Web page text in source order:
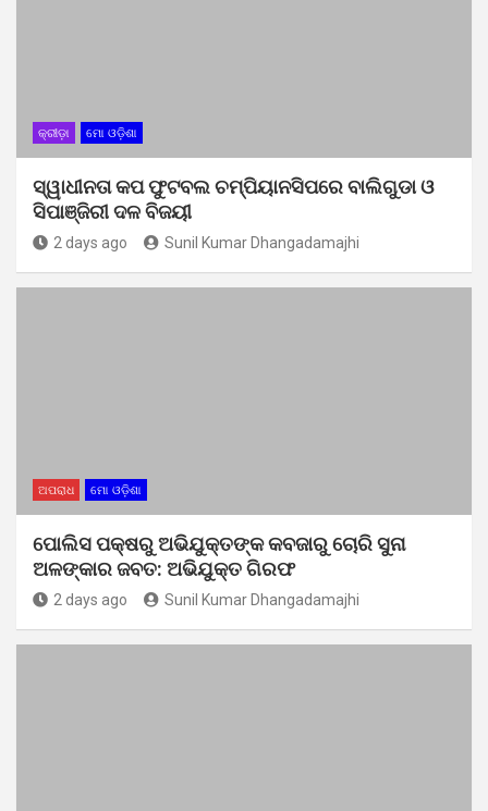
କ୍ରୀଡ଼ା ମୋ ଓଡ଼ିଶା
ସ୍ୱାଧୀନତା କପ ଫୁଟବଲ ଚମ୍ପିୟାନସିପରେ ବାଲିଗୁଡା ଓ
ସିପାଞ୍ଜିରୀ ଦଳ ବିଜୟୀ
2 days ago Sunil Kumar Dhangadamajhi
ଅପରାଧ ମୋ ଓଡ଼ିଶା
ପୋଲିସ ପକ୍ଷରୁ ଅଭିଯୁକ୍ତଙ୍କ କବଜାରୁ ଚୋରି ସୁନା
ଅଳଙ୍କାର ଜବତ: ଅଭିଯୁକ୍ତ ଗିରଫ
2 days ago Sunil Kumar Dhangadamajhi